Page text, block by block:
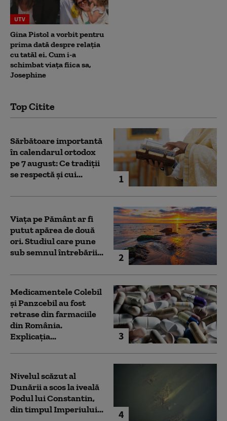
UTV
Gina Pistol a vorbit pentru
prima dată despre relația
cu tatăl ei. Cum i-a
schimbat viața fiica sa,
Josephine
Top Citite
1
Sărbătoare importantă
în calendarul ortodox
pe 7 august: Ce tradiții
se respectă și cui...
2
Viața pe Pământ ar fi
putut apărea de două
ori. Studiul care pune
sub semnul întrebării...
3
Medicamentele Colebil
și Panzcebil au fost
retrase din farmaciile
din România.
Explicația...
4
Nivelul scăzut al
Dunării a scos la iveală
Podul lui Constantin,
din timpul Imperiului...